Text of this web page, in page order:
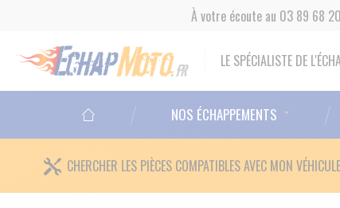
À votre écoute au 03 89 68
LE SPÉCIALISTE DE
NOS ÉCHAPPEMENTS
CHERCHER LES PIÈCES COMPATIBLES AVEC MON VÉHICULE